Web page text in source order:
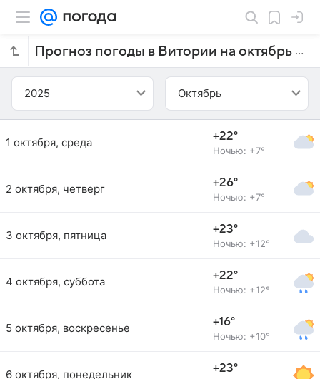
Прогноз погоды в Витории на октябрь 2025 года
2025 Октябрь
1 октября, среда +22°
Ночью: +7°
2 октября, четверг +26°
Ночью: +7°
3 октября, пятница +23°
Ночью: +12°
4 октября, суббота +22°
Ночью: +12°
5 октября, воскресенье +16°
Ночью: +10°
6 октября, понедельник +23°